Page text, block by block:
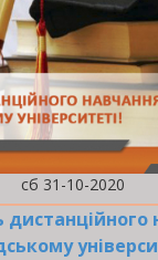
сб 31-10-2020